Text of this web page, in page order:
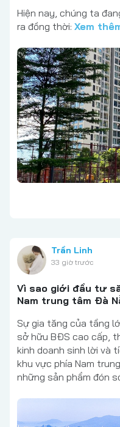
Hiện nay, chúng ta
ra đồng thời: Xem
Trần Linh
33 giờ trước
Vì sao giới đầu tư
Nam trung tâm Đà
Sự gia tăng của tầng
sở hữu BĐS cao cấp,
kinh doanh sinh lời và
khu vực phía Nam
những sản phẩm đón